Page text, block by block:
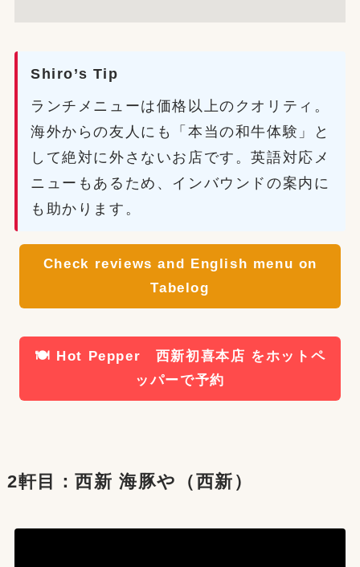
Shiro’s Tip
ランチメニューは価格以上のクオリティ。
海外からの友人にも「本当の和牛体験」と
して絶対に外さないお店です。英語対応メ
ニューもあるため、インバウンドの案内に
も助かります。
Check reviews and English menu on
Tabelog
🍽️ Hot Pepper 西新初喜本店 をホットペ
ッパーで予約
2軒目：西新 海豚や（西新）